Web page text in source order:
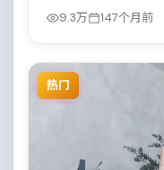
9.3万 147个月前
热门